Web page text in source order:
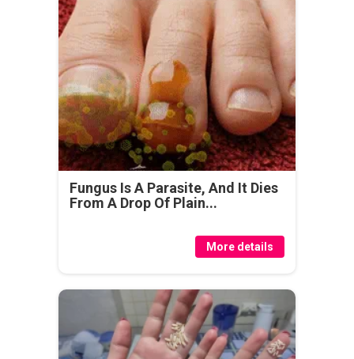
Fungus Is A Parasite, And It Dies
From A Drop Of Plain...
More details